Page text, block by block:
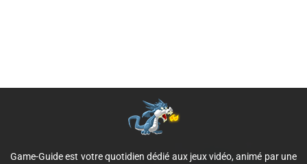
Game-Guide est votre quotidien dédié aux jeux vidéo, animé par une